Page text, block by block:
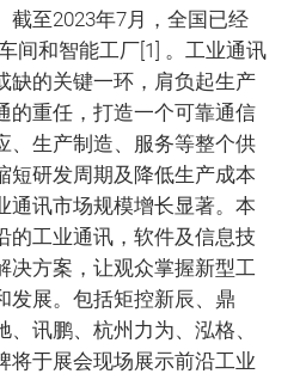
截至2023年7月，全国已经
间和智能工厂[1] 。工业通讯
缺的关键一环，肩负起生产
的重任，打造一个可靠通信
、生产制造、服务等整个供
短研发周期及降低生产成本
通讯市场规模增长显著。本
的工业通讯，软件及信息技
决方案，让观众掌握新型工
发展。包括矩控新辰、鼎
讯鹏、杭州力为、泓格、
将于展会现场展示前沿工业